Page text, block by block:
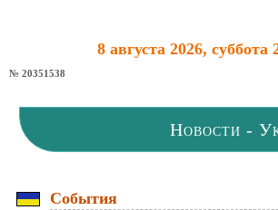
8 августа 2026, суббота
№ 20351538
Новости -
События